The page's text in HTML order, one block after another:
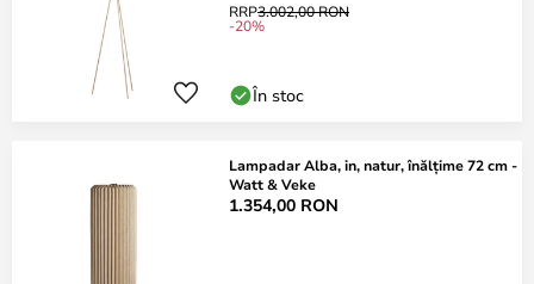
RRP3.002,00 RON
-20%
În stoc
Lampadar Alba, in, natur, înălțime 72 cm -
Watt & Veke
1.354,00 RON